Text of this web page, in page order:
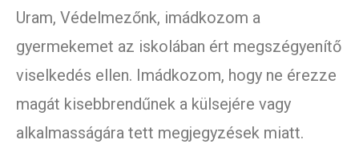
Uram, Védelmezőnk, imádkozom a
gyermekemet az iskolában ért megszégyenítő
viselkedés ellen. Imádkozom, hogy ne érezze
magát kisebbrendűnek a külsejére vagy
alkalmasságára tett megjegyzések miatt.